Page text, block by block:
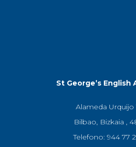
St George’s English
Alameda Urquijo
Bilbao, Bizkaia ,
Telefono: 944 77